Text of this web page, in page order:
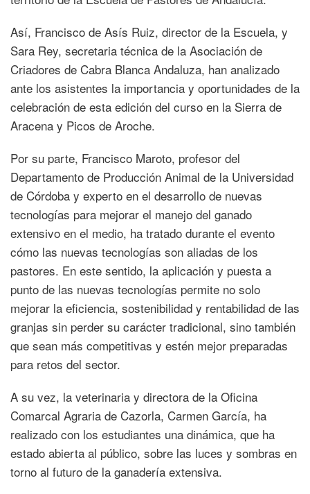
Así, Francisco de Asís Ruiz, director de la Escuela, y
Sara Rey, secretaria técnica de la Asociación de
Criadores de Cabra Blanca Andaluza, han analizado
ante los asistentes la importancia y oportunidades de la
celebración de esta edición del curso en la Sierra de
Aracena y Picos de Aroche.
Por su parte, Francisco Maroto, profesor del
Departamento de Producción Animal de la Universidad
de Córdoba y experto en el desarrollo de nuevas
tecnologías para mejorar el manejo del ganado
extensivo en el medio, ha tratado durante el evento
cómo las nuevas tecnologías son aliadas de los
pastores. En este sentido, la aplicación y puesta a
punto de las nuevas tecnologías permite no solo
mejorar la eficiencia, sostenibilidad y rentabilidad de las
granjas sin perder su carácter tradicional, sino también
que sean más competitivas y estén mejor preparadas
para retos del sector.
A su vez, la veterinaria y directora de la Oficina
Comarcal Agraria de Cazorla, Carmen García, ha
realizado con los estudiantes una dinámica, que ha
estado abierta al público, sobre las luces y sombras en
torno al futuro de la ganadería extensiva.